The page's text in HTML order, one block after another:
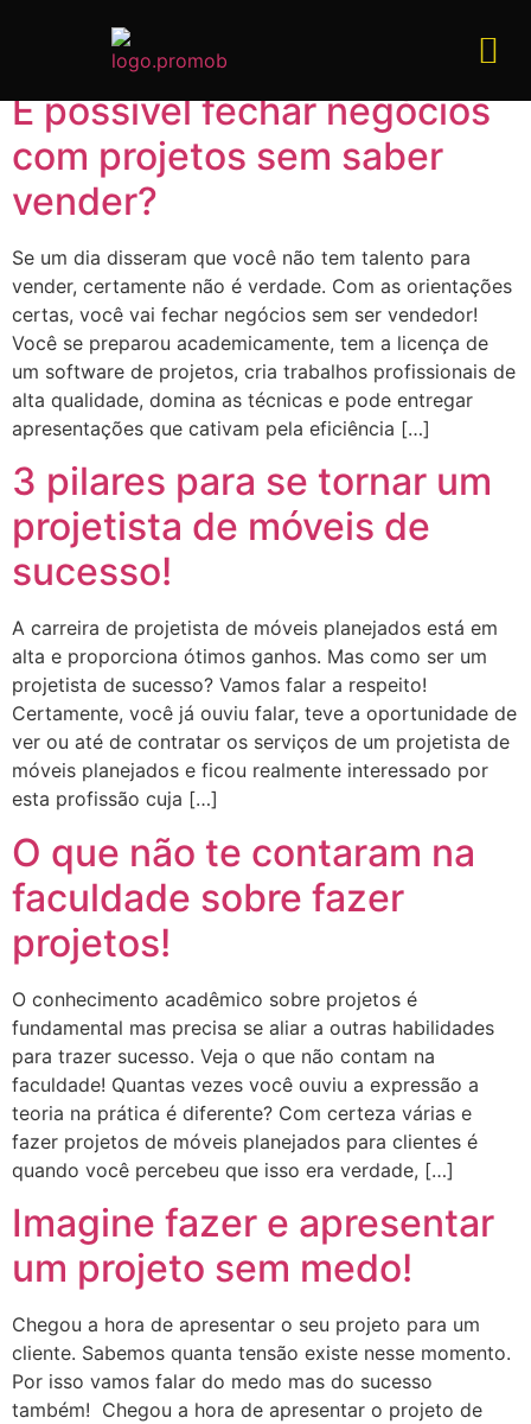
Uncategorized
É possível fechar negócios
com projetos sem saber
vender?
Se um dia disseram que você não tem talento para
vender, certamente não é verdade. Com as orientações
certas, você vai fechar negócios sem ser vendedor!
Você se preparou academicamente, tem a licença de
um software de projetos, cria trabalhos profissionais de
alta qualidade, domina as técnicas e pode entregar
apresentações que cativam pela eficiência […]
3 pilares para se tornar um
projetista de móveis de
sucesso!
A carreira de projetista de móveis planejados está em
alta e proporciona ótimos ganhos. Mas como ser um
projetista de sucesso? Vamos falar a respeito!
Certamente, você já ouviu falar, teve a oportunidade de
ver ou até de contratar os serviços de um projetista de
móveis planejados e ficou realmente interessado por
esta profissão cuja […]
O que não te contaram na
faculdade sobre fazer
projetos!
O conhecimento acadêmico sobre projetos é
fundamental mas precisa se aliar a outras habilidades
para trazer sucesso. Veja o que não contam na
faculdade! Quantas vezes você ouviu a expressão a
teoria na prática é diferente? Com certeza várias e
fazer projetos de móveis planejados para clientes é
quando você percebeu que isso era verdade, […]
Imagine fazer e apresentar
um projeto sem medo!
Chegou a hora de apresentar o seu projeto para um
cliente. Sabemos quanta tensão existe nesse momento.
Por isso vamos falar do medo mas do sucesso
também! Chegou a hora de apresentar o projeto de